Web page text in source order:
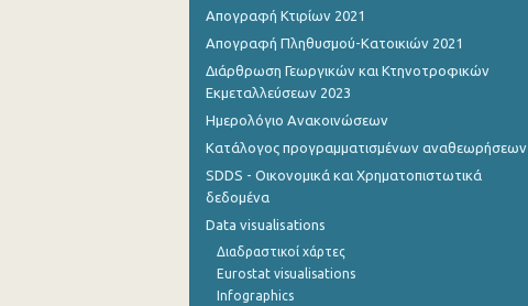
Απογραφή Κτιρίων 2021
Απογραφή Πληθυσμού-Κατοικιών 2021
Διάρθρωση Γεωργικών και Κτηνοτροφικών
Εκμεταλλεύσεων 2023
Ημερολόγιο Ανακοινώσεων
Κατάλογος προγραμματισμένων αναθεωρήσεων
SDDS - Οικονομικά και Χρηματοπιστωτικά
δεδομένα
Data visualisations
Διαδραστικοί χάρτες
Eurostat visualisations
Infographics